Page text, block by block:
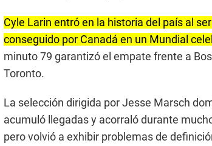
Cyle Larin entró en la historia del país al
conseguido por Canadá en un Mundial
minuto 79 garantizó el empate frente a
Toronto.
La selección dirigida por Jesse Marsch
acumuló llegadas y acorraló durante
pero volvió a exhibir problemas de